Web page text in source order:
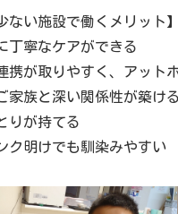
ない施設で働くメリット】
丁寧なケアができる
携が取りやすく、アット
家族と深い関係性が築ける
りが持てる
ク明けでも馴染みやすい